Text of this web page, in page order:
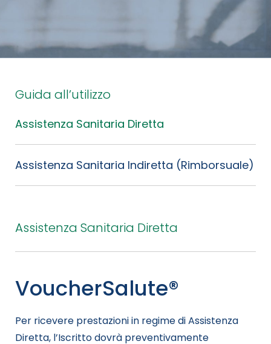
Guida all’utilizzo
Assistenza Sanitaria Diretta
Assistenza Sanitaria Indiretta (Rimborsuale)
VoucherSalute®
Per ricevere prestazioni in regime di Assistenza
Diretta, l’Iscritto dovrà preventivamente
Assistenza Sanitaria Diretta